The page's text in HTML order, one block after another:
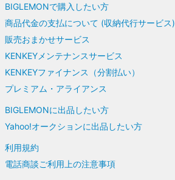
BIGLEMONで購入したい方
商品代金の支払について (収納代行サービス)
販売おまかせサービス
KENKEYメンテナンスサービス
KENKEYファイナンス（分割払い）
プレミアム・アライアンス
BIGLEMONに出品したい方
Yahoo!オークションに出品したい方
利用規約
電話商談ご利用上の注意事項